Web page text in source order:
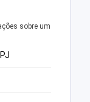
sobre um